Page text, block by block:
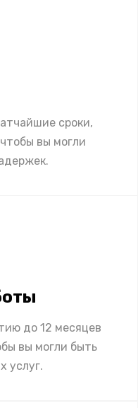
сроки,
вы могли
до 12 месяцев
вы могли быть
услуг.